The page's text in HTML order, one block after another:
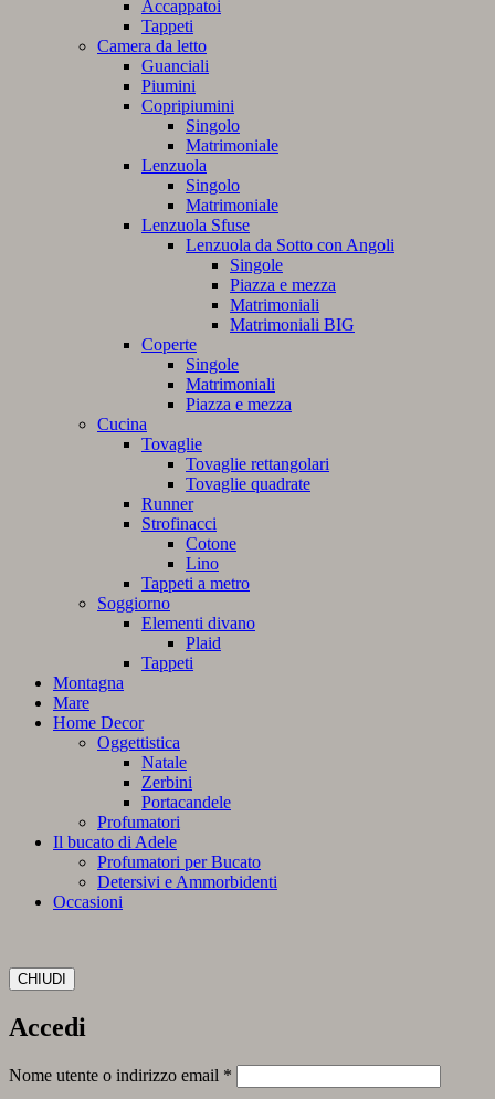
Accappatoi
Tappeti
Camera da letto
Guanciali
Piumini
Copripiumini
Singolo
Matrimoniale
Lenzuola
Singolo
Matrimoniale
Lenzuola Sfuse
Lenzuola da Sotto con Angoli
Singole
Piazza e mezza
Matrimoniali
Matrimoniali BIG
Coperte
Singole
Matrimoniali
Piazza e mezza
Cucina
Tovaglie
Tovaglie rettangolari
Tovaglie quadrate
Runner
Strofinacci
Cotone
Lino
Tappeti a metro
Soggiorno
Elementi divano
Plaid
Tappeti
Montagna
Mare
Home Decor
Oggettistica
Natale
Zerbini
Portacandele
Profumatori
Il bucato di Adele
Profumatori per Bucato
Detersivi e Ammorbidenti
Occasioni
CHIUDI
Accedi
Nome utente o indirizzo email *